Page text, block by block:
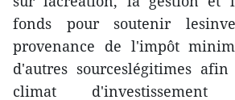
fonds pour soutenir
provenance de l'impôt
d'autres sourceslégitimes
climat